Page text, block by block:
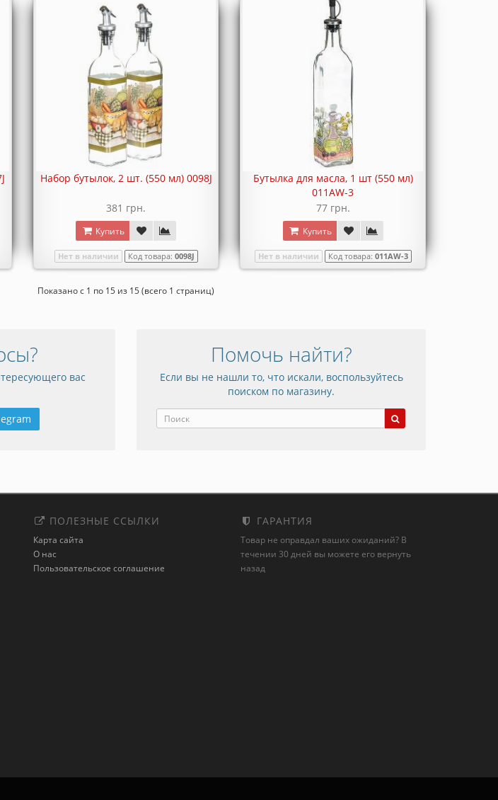
Набор бутылок, 2 шт. (550 мл) 0098J
381 грн.
Купить
Нет в наличии Код товара: 0098J
Бутылка для масла, 1 шт (550 мл)
011AW-3
77 грн.
Купить
Нет в наличии Код товара: 011AW-3
Показано с 1 по 15 из 15 (всего 1 страниц)
вас
Помочь найти?
Если вы не нашли то, что искали, воспользуйтесь
поиском по магазину.
ПОЛЕЗНЫЕ ССЫЛКИ
Карта сайта
О нас
Пользовательское соглашение
ГАРАНТИЯ
Товар не оправдал ваших ожиданий? В
течении 30 дней вы можете его вернуть
назад